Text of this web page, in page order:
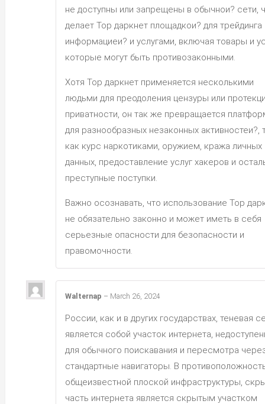
не доступны или запрещены в обычнои? сети,
делает Тор даркнет площадкои? для трейдинга
информациеи? и услугами, включая товары и
которые могут быть противозаконными.
Хотя Тор даркнет применяется несколькими
людьми для преодоления цензуры или
приватности, он так же превращается
для разнообразных незаконных активностеи?,
как курс наркотиками, оружием, кража личных
данных, предоставление услуг хакеров и
преступные поступки.
Важно осознавать, что использование Тор
не обязательно законно и может иметь в себя
серьезные опасности для безопасности и
правомочности.
Walternap – March 26, 2024
России, как и в других государствах, теневая
является собой участок интернета,
для обычного поискавания и пересмотра
стандартные навигаторы. В
общеизвестной плоской инфраструктуры,
часть интернета является скрытым участком